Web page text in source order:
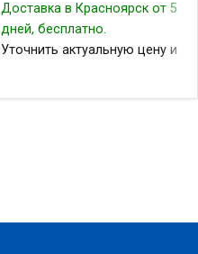
Доставка в Красноярск от 5
дней, бесплатно.
Уточнить актуальную цену и